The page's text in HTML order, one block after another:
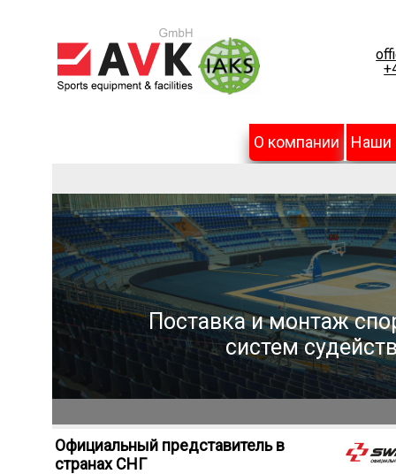
О компании Наши
Поставка и монтаж
систем
Официальный представитель в
странах СНГ